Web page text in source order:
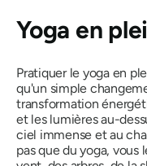
Yoga en
Pratiquer le yoga en
qu'un simple
transformation
et les lumières au-
ciel immense et au
pas que du yoga,